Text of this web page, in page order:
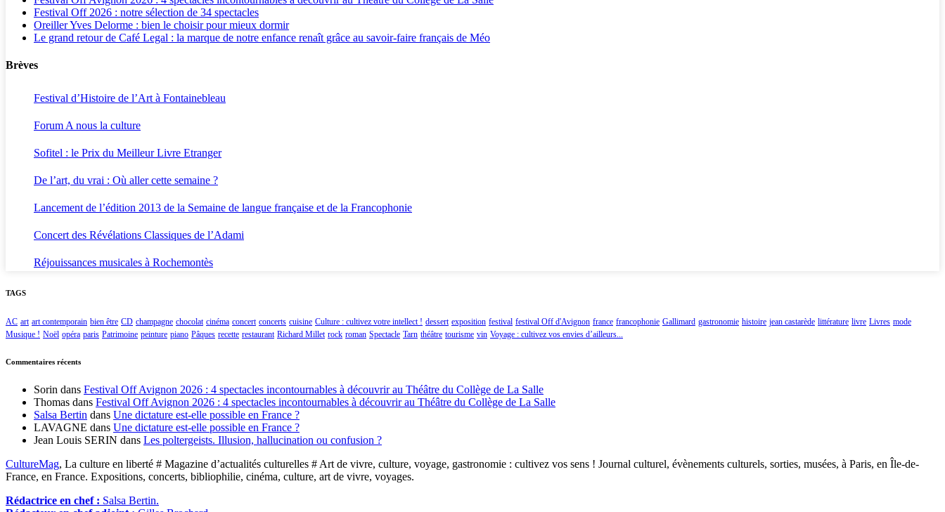
Festival Off 2026 : notre sélection de 34 spectacles
Oreiller Yves Delorme : bien le choisir pour mieux dormir
Le grand retour de Café Legal : la marque de notre enfance renaît grâce au savoir-faire français de Méo
Brèves
Festival d’Histoire de l’Art à Fontainebleau
Forum A nous la culture
Sofitel : le Prix du Meilleur Livre Etranger
De l’art, du vrai : Où aller cette semaine ?
Lancement de l’édition 2013 de la Semaine de langue française et de la Francophonie
Concert des Révélations Classiques de l’Adami
Réjouissances musicales à Rochemontès
TAGS
AC art art contemporain bien être CD champagne chocolat cinéma concert concerts cuisine Culture : cultivez votre intellect ! dessert exposition festival festival Off d'Avignon france francophonie Gallimard gastronomie histoire jean castarède littérature livre Livres mode
Musique ! Noël opéra paris Patrimoine peinture piano Pâques recette restaurant Richard Millet rock roman Spectacle Tarn théâtre tourisme vin Voyage : cultivez vos envies d’ailleurs...
Commentaires récents
Sorin dans Festival Off Avignon 2026 : 4 spectacles incontournables à découvrir au Théâtre du Collège de La Salle
Thomas dans Festival Off Avignon 2026 : 4 spectacles incontournables à découvrir au Théâtre du Collège de La Salle
Salsa Bertin dans Une dictature est-elle possible en France ?
LAVAGNE dans Une dictature est-elle possible en France ?
Jean Louis SERIN dans Les poltergeists. Illusion, hallucination ou confusion ?
CultureMag, La culture en liberté # Magazine d’actualités culturelles # Art de vivre, culture, voyage, gastronomie : cultivez vos sens ! Journal culturel, évènements culturels, sorties, musées, à Paris, en Île-de-
France, en France. Expositions, concerts, bibliophilie, cinéma, culture, art de vivre, voyages.
Rédactrice en chef : Salsa Bertin.